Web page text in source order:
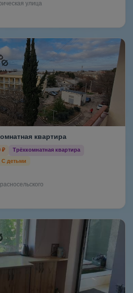
улица
квартира
₽
Трёхкомнатная квартира
С детьми